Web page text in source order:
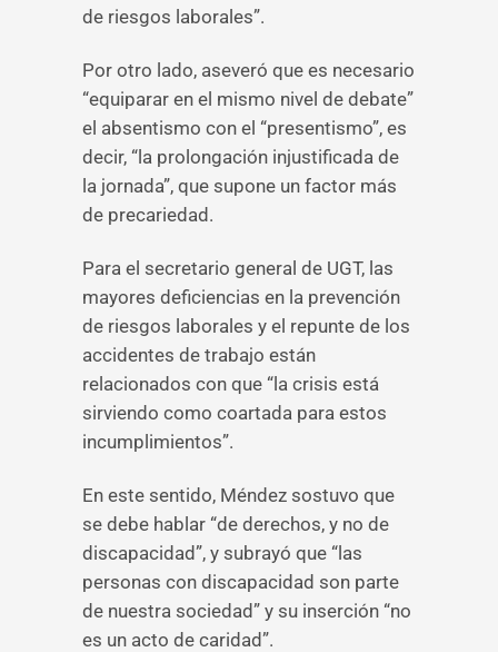
de riesgos laborales”.
Por otro lado, aseveró que es necesario
“equiparar en el mismo nivel de debate”
el absentismo con el “presentismo”, es
decir, “la prolongación injustificada de
la jornada”, que supone un factor más
de precariedad.
Para el secretario general de UGT, las
mayores deficiencias en la prevención
de riesgos laborales y el repunte de los
accidentes de trabajo están
relacionados con que “la crisis está
sirviendo como coartada para estos
incumplimientos”.
En este sentido, Méndez sostuvo que
se debe hablar “de derechos, y no de
discapacidad”, y subrayó que “las
personas con discapacidad son parte
de nuestra sociedad” y su inserción “no
es un acto de caridad”.